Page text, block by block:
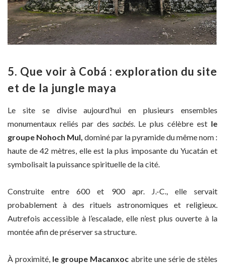
5. Que voir à Cobá : exploration du site
et de la jungle maya
Le site se divise aujourd’hui en plusieurs ensembles
monumentaux reliés par des sacbés. Le plus célèbre est le
groupe Nohoch Mul, dominé par la pyramide du même nom :
haute de 42 mètres, elle est la plus imposante du Yucatán et
symbolisait la puissance spirituelle de la cité.
Construite entre 600 et 900 apr. J.-C., elle servait
probablement à des rituels astronomiques et religieux.
Autrefois accessible à l’escalade, elle n’est plus ouverte à la
montée afin de préserver sa structure.
À proximité, le groupe Macanxoc abrite une série de stèles